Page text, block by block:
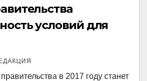
условий для
в 2017 году станет